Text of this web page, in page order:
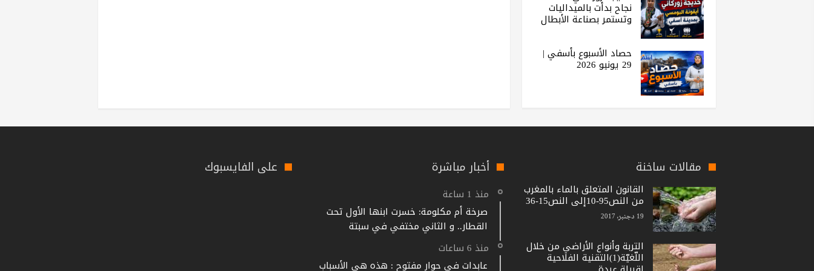
نجاح بدأت بالميداليات
وتستمر بصناعة الأبطال
حصاد الأسبوع بأسفي |
29 يونيو 2026
مقالات ساخنة
القانون المتعلق بالماء بالمغرب
من النص95-10إلى النص15-36
19 دجنبر، 2017
التربة وأنواع الأراضي من خلال
اللّغيّة(1)التقنية الفلاحية
أخبار مباشرة
منذ 1 ساعة
صرخة أم مكلومة: خسرت ابنها الأول تحت
القطار.. و الثاني مختفي في سبتة
منذ 6 ساعات
عابدات في حوار مفتوح : هذه هي الأسباب
على الفايسبوك